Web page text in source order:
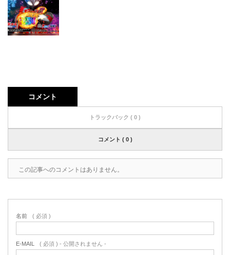
コメント
トラックバック ( 0 )
コメント ( 0 )
この記事へのコメントはありません。
名前 ( 必須 )
E-MAIL ( 必須 ) - 公開されません -